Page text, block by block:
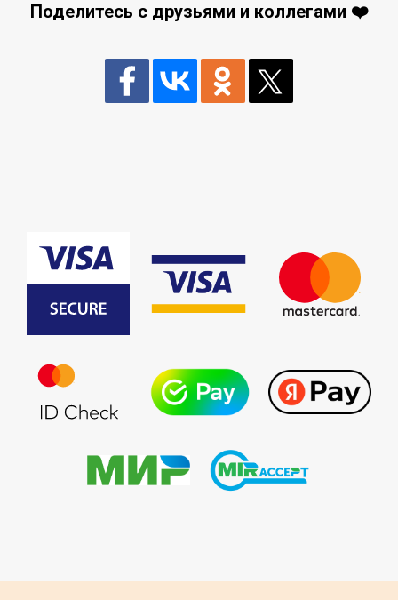
Поделитесь с друзьями и коллегами ❤️